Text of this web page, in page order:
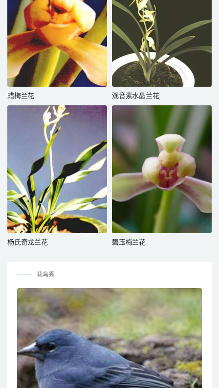
蜡梅兰花 观音素水晶兰花
杨氏奇龙兰花 碧玉梅兰花
花鸟秀